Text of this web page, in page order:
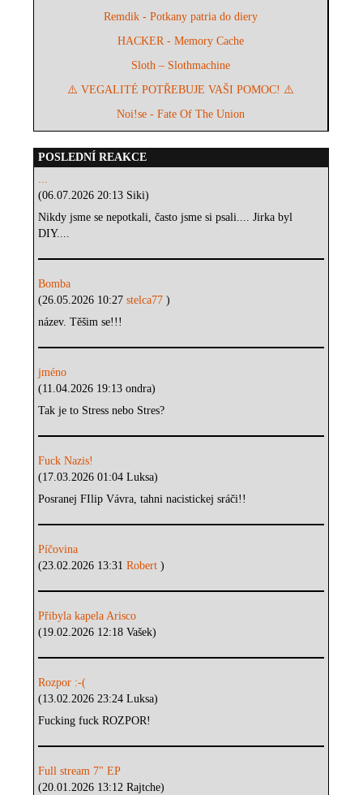
Remdik - Potkany patria do diery
HACKER - Memory Cache
Sloth – Slothmachine
⚠️ VEGALITÉ POTŘEBUJE VAŠI POMOC! ⚠️
Noi!se - Fate Of The Union
POSLEDNÍ REAKCE
...
(06.07.2026 20:13 Siki)
Nikdy jsme se nepotkali, často jsme si psali.... Jirka byl
DIY....
Bomba
(26.05.2026 10:27stelca77)
název. Těšim se!!!
jméno
(11.04.2026 19:13 ondra)
Tak je to Stress nebo Stres?
Fuck Nazis!
(17.03.2026 01:04 Luksa)
Posranej FIlip Vávra, tahni nacistickej sráči!!
Píčovina
(23.02.2026 13:31Robert)
Přibyla kapela Arisco
(19.02.2026 12:18 Vašek)
Rozpor :-(
(13.02.2026 23:24 Luksa)
Fucking fuck ROZPOR!
Full stream 7" EP
(20.01.2026 13:12 Rajtche)